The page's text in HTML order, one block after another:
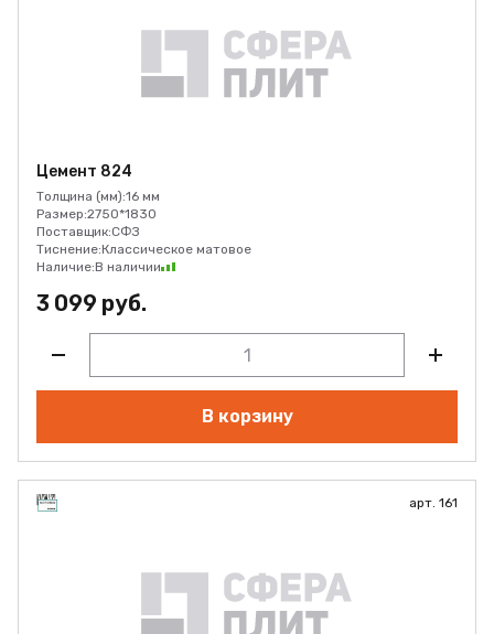
Цемент 824
Толщина (мм):16 мм
Размер:2750*1830
Поставщик:СФЗ
Тиснение:Классическое матовое
Наличие:В наличии
3 099 руб.
В корзину
арт. 161